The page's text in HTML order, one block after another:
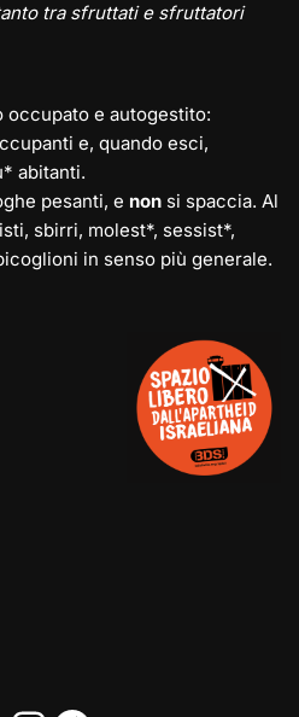
tra sfruttati e sfruttatori
occupato e autogestito:
e, quando esci,
abitanti.
pesanti, e non si spaccia. Al
sbirri, molest*, sessist*,
in senso più generale.